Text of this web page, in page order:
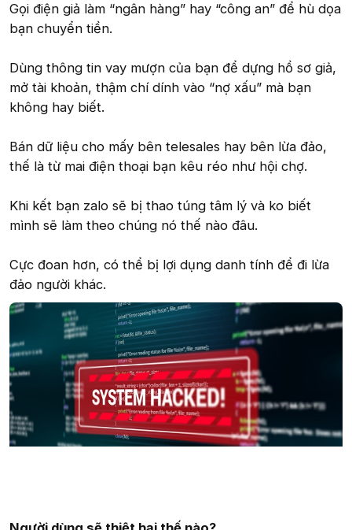
Gọi điện giả làm “ngân hàng” hay “công an” để hù dọa
bạn chuyển tiền.
Dùng thông tin vay mượn của bạn để dựng hồ sơ giả,
mở tài khoản, thậm chí dính vào “nợ xấu” mà bạn
không hay biết.
Bán dữ liệu cho mấy bên telesales hay bên lừa đảo,
thế là từ mai điện thoại bạn kêu réo như hội chợ.
Khi kết bạn zalo sẽ bị thao túng tâm lý và ko biết
mình sẽ làm theo chúng nó thế nào đâu.
Cực đoan hơn, có thể bị lợi dụng danh tính để đi lừa
đảo người khác.